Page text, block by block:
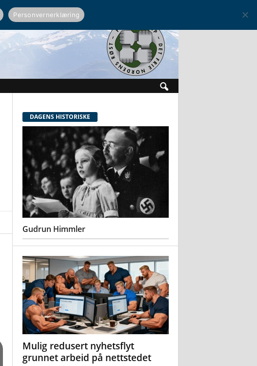
DAGENS HISTORISKE
Gudrun Himmler
Mulig redusert nyhetsflyt
grunnet arbeid på nettstedet
Personvernerklæring